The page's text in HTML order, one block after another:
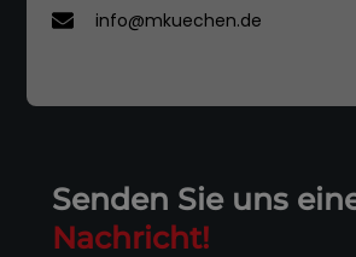
info@mkuechen.de
Senden Sie uns
Nachricht!